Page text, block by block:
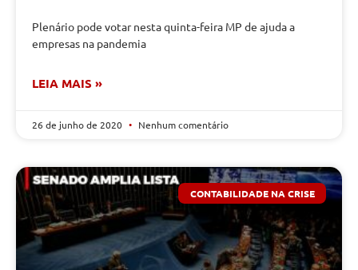
Plenário pode votar nesta quinta-feira MP de ajuda a
empresas na pandemia
LEIA MAIS »
26 de junho de 2020 Nenhum comentário
CONTABILIDADE NA CRISE